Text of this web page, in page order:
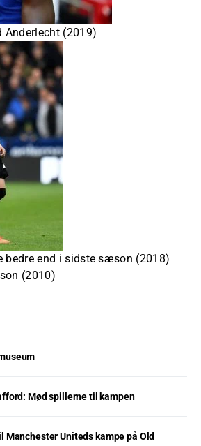
(2019)
bedre end i sidste sæson (2018)
(2010)
Mød spillerne til kampen
Manchester Uniteds kampe på Old